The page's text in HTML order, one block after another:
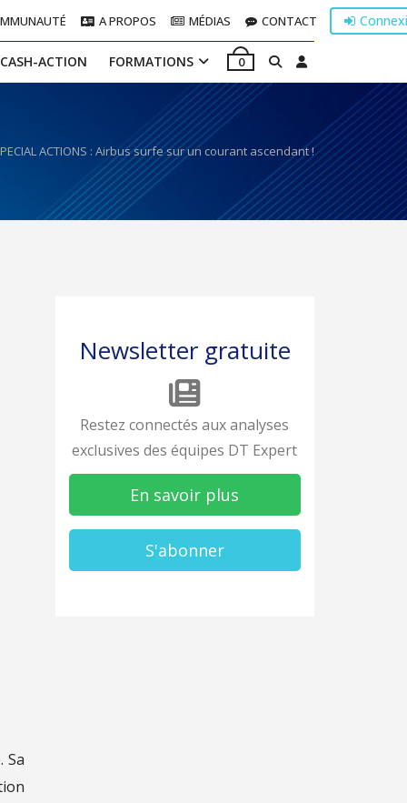
ACTION FORMATIONS 0
A PROPOS MÉDIAS CONTACT
ACTIONS : Airbus surfe sur un courant ascendant !
Sa
Newsletter gratuite
Restez connectés aux analyses
exclusives des équipes DT Expert
En savoir plus
S'abonner